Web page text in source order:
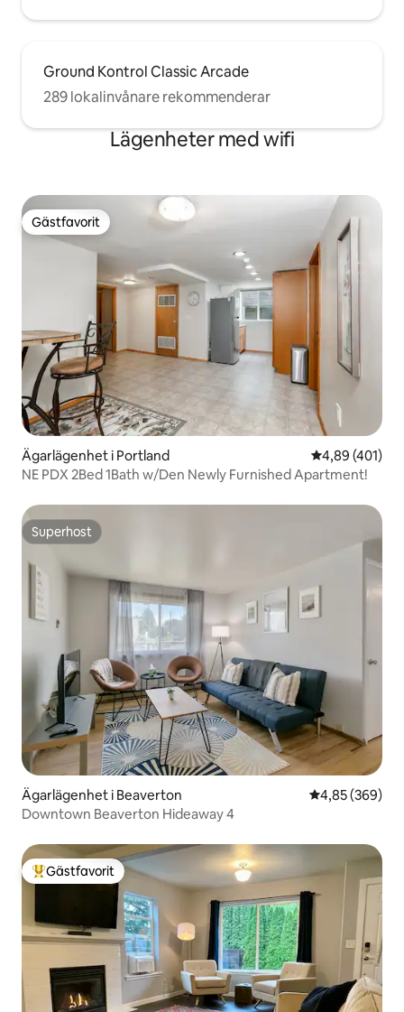
Ground Kontrol Classic Arcade
289 lokalinvånare rekommenderar
Lägenheter med wifi
Gästfavorit
Gästfavorit
Ägarlägenhet i Portland 4,89 av 5 i
4,89 (401)
NE PDX 2Bed 1Bath w/Den Newly Furnished Apartment!
Superhost
Superhost
Ägarlägenhet i Beaverton 4,85 av 5 i
4,85 (369)
Downtown Beaverton Hideaway 4
Populär gästfavorit
Gästfavorit